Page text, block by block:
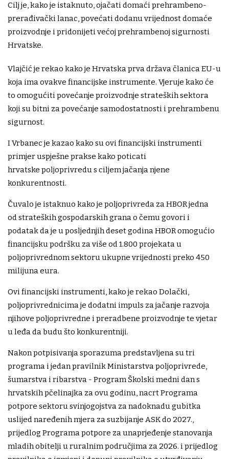
Cilj je, kako je istaknuto, ojačati domaći prehrambeno-
prerađivački lanac, povećati dodanu vrijednost domaće
proizvodnje i pridonijeti većoj prehrambenoj sigurnosti
Hrvatske.
Vlajčić je rekao kako je Hrvatska prva država članica EU-u
koja ima ovakve financijske instrumente. Vjeruje kako će
to omogućiti povećanje proizvodnje strateških sektora
koji su bitni za povećanje samodostatnosti i prehrambenu
sigurnost.
I Vrbanec je kazao kako su ovi financijski instrumenti
primjer uspješne prakse kako poticati
hrvatske poljoprivredu s ciljem jačanja njene
konkurentnosti.
Čuvalo je istaknuo kako je poljoprivreda za HBOR jedna
od strateških gospodarskih grana o čemu govori i
podatak da je u posljednjih deset godina HBOR omogućio
financijsku podršku za više od 1.800 projekata u
poljoprivrednom sektoru ukupne vrijednosti preko 450
milijuna eura.
Ovi financijski instrumenti, kako je rekao Dolački,
poljoprivrednicima je dodatni impuls za jačanje razvoja
njihove poljoprivredne i preradbene proizvodnje te vjetar
u leđa da budu što konkurentniji.
Nakon potpisivanja sporazuma predstavljena su tri
programa i jedan pravilnik Ministarstva poljoprivrede,
šumarstva i ribarstva - Program Školski medni dan s
hrvatskih pčelinajka za ovu godinu, nacrt Programa
potpore sektoru svinjogojstva za nadoknadu gubitka
uslijed naređenih mjera za suzbijanje ASK do 2027.,
prijedlog Programa potpore za unaprjeđenje stanovanja
mladih obitelji u ruralnim područjima za 2026. i prijedlog